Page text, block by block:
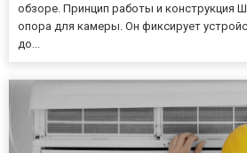
обзоре. Принцип работы и конструкция
опора для камеры. Он фиксирует
до...